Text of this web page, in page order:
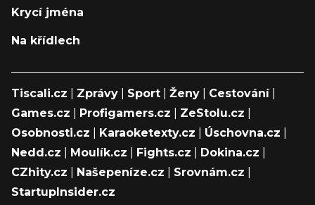
Krycí jména
Na křídlech
Tiscali.cz Zprávy Sport Ženy Cestování|
Games.cz
Profigamers.cz ZeStolu.cz
Osobnosti.cz
Karaoketexty.cz Úschovna.cz
Nedd.cz
Moulík.cz Fights.cz Dokina.cz
CZhity.cz
Našepeníze.cz Srovnám.cz
StartupInsider.cz